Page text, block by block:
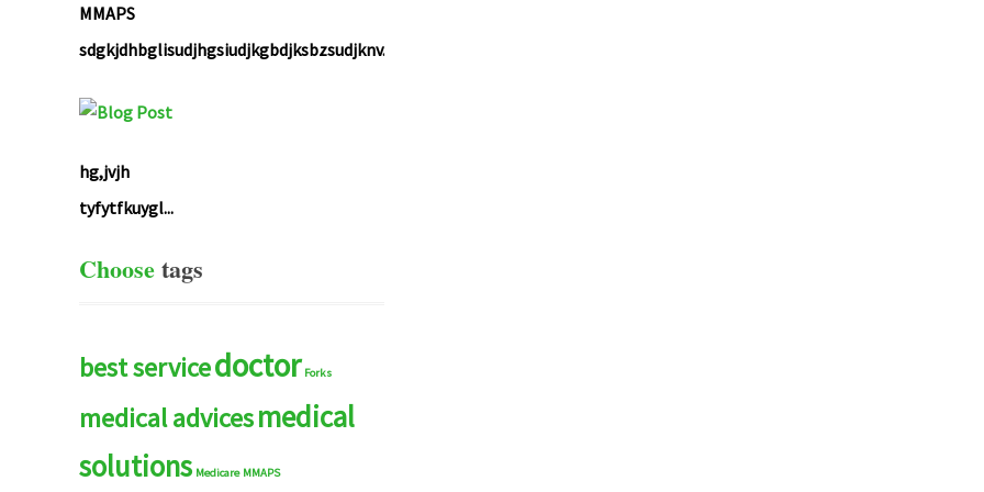
MMAPS
sdgkjdhbglisudjhgsiudjkgbdjksbzsudjknv...
hg,jvjh
tyfytfkuygl...
Choosetags
best servicedoctor Forks
medical advicesmedical
solutions Medicare MMAPS